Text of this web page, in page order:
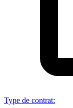
Type de contrat: